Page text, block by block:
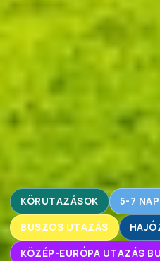
KÖRUTAZÁSOK 5-7
BUSZOS UTAZÁS
KÖZÉP-EURÓPA UTAZÁS